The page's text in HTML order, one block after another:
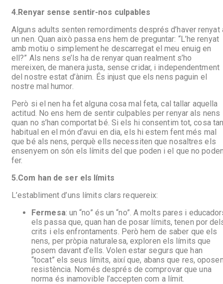
4.Renyar sense sentir-nos culpables
Alguns adults senten remordiments després d’haver renyat
un nen. Quan això passa ens hem de preguntar: “L’he renyat
amb motiu o simplement he descarregat el meu enuig en
ell?” Als nens se’ls ha de renyar quan realment s’ho
mereixen, de manera justa, sense cridar, i independentment
del nostre estat d’ànim. És injust que els nens paguin el
nostre mal humor.
Però si el nen ha fet alguna cosa mal feta, cal tallar aquella
actitud. No ens hem de sentir culpables per renyar als nens
quan no s’han comportat bé. Si els hi consentim tot, cosa
habitual en el món d’avui en dia, els hi estem fent més mal
que bé als nens, perquè ells necessiten que nosaltres els
ensenyem on són els límits del que poden i el que no
fer.
5.Com han de ser els límits
L’establiment d’uns límits clars requereix:
Fermesa: un “no” és un “no”. A molts pares i
els passa que, quan han de posar límits, tenen por
crits i els enfrontaments. Però hem de saber que els
nens, per pròpia naturalesa, exploren els límits que
posem davant d’ells. Volen estar segurs que han
“tocat” els seus límits, així que, abans que res,
resistència. Només després de comprovar que una
norma és inamovible l’accepten com a límit.